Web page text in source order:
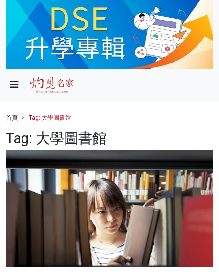
政局
財經
健康
商業
科技
首頁 Tag: 大學圖書館
Tag: 大學圖書館